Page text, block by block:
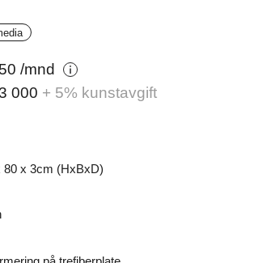
/mnd
000 + 5% kunstavgift
80 x 3cm (HxBxD)